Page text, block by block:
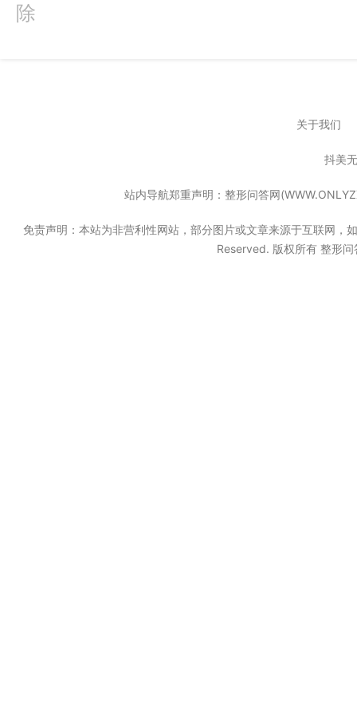
除
关于我们
抖美
站内导航郑重声明：整形问答网
免责声明：本站为非营利性网站，部分图片或文章来源于互联网，
Reserved. 版权所有 整形问